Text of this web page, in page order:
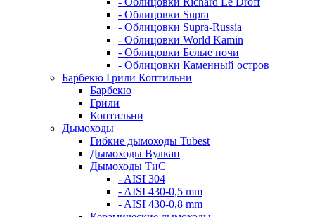
- Облицовки Supra
- Облицовки Supra-Russia
- Облицовки World Kamin
- Облицовки Белые ночи
- Облицовки Каменный остров
Барбекю Грили Коптильни
Барбекю
Грили
Коптильни
Дымоходы
Гибкие дымоходы Tubest
Дымоходы Вулкан
Дымоходы ТиС
- AISI 304
- AISI 430-0,5 mm
- AISI 430-0,8 mm